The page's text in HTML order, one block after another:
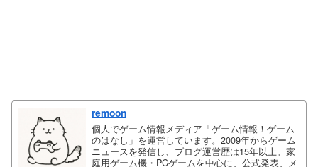
remoon
個人でゲーム情報メディア「ゲーム情報！ゲーム
のはなし」を運営しています。2009年からゲーム
ニュースを発信し、ブログ運営歴は15年以上。家
庭用ゲーム機・PCゲームを中心に、公式発表、メ